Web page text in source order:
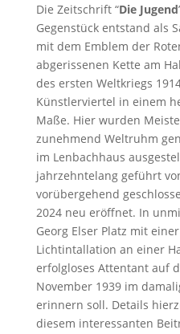
Die Zeitschrift “Die Jugend
Gegenstück entstand als
mit dem Emblem der
abgerissenen Kette am
des ersten Weltkriegs
Künstlerviertel in einem
Maße. Hier wurden
zunehmend Weltruhm
im Lenbachhaus
jahrzehntelang geführt
vorübergehend
2024 neu eröffnet. In
Georg Elser Platz mit
Lichtintallation an einer
erfolgloses Attentant auf
November 1939 im
erinnern soll. Details
diesem interessanten